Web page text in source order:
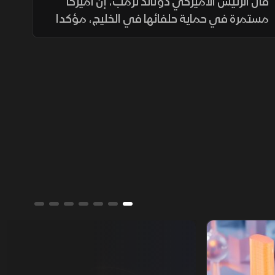
مستمرة في حماية حلفائها في الخليج، مؤكدا
تراجع القدرات العسكرية الإيرانية وأن طهران